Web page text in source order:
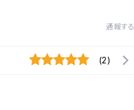
通報する
(2)